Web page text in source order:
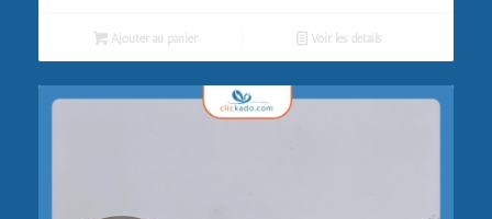
Ajouter au panier Voir les détails